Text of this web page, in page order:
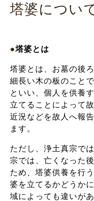
塔婆につい
●塔婆とは
塔婆とは、お墓の後
細長い木の板のこと
といい、個人を供養
立てることによって
近況などを故人へ報
ます。
ただし、浄土真宗で
宗では、亡くなった
ため、塔婆供養を行
婆を立てるかどうか
域によっても違いが